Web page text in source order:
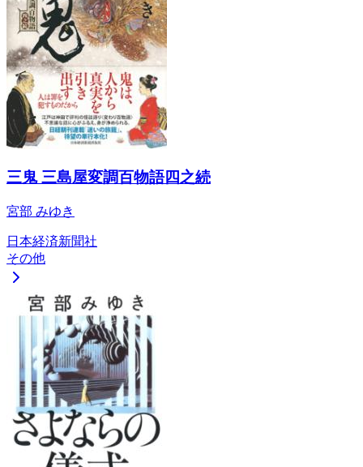
三鬼 三島屋変調百物語四之続
宮部 みゆき
日本経済新聞社
その他